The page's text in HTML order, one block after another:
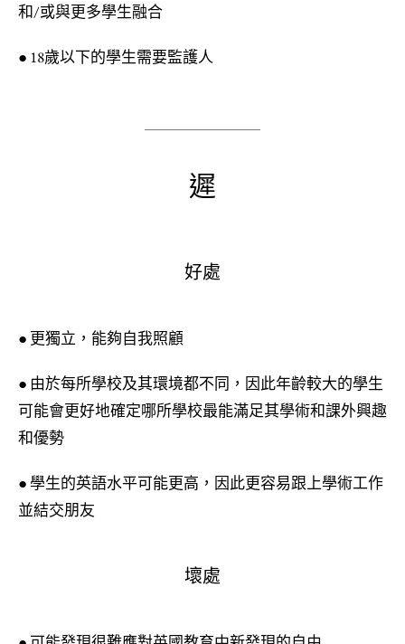
和/或與更多學生融合
● 18歲以下的學生需要監護人
遲
好處
● 更獨立，能夠自我照顧
● 由於每所學校及其環境都不同，因此年齡較大的學生
可能會更好地確定哪所學校最能滿足其學術和課外興趣
和優勢
● 學生的英語水平可能更高，因此更容易跟上學術工作
並結交朋友
壞處